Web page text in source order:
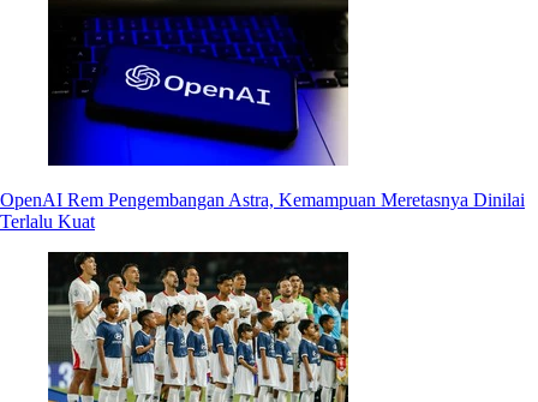
OpenAI Rem Pengembangan Astra, Kemampuan Meretasnya Dinilai
Terlalu Kuat